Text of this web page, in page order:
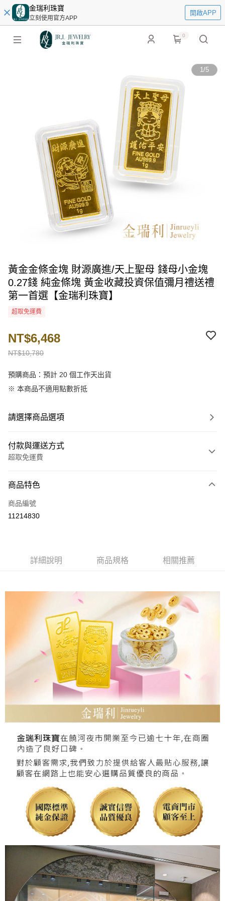
金瑞利珠寶
立刻使用官方APP
開啟APP
0
1/5
黃金金條金塊 財源廣進/天上聖母 錢母小金塊
0.27錢 純金條塊 黃金收藏投資保值彌月禮送禮
第一首選【金瑞利珠寶】
超取免運費
NT$10,780
NT$6,468
預購商品：預計 20 個工作天出貨
※ 本商品不適用點數折抵
請選擇商品選項
付款與運送方式
超取免運費
信用卡一次付款
超商取貨付款
街口支付
全家取貨付款
7-11取貨付款
免運費
商品特色
商品編號
11214830
詳細說明 商品規格 相關推薦